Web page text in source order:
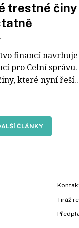
trestné
financí
pro Celní
které nyní
ČLÁNKY
Tiráž